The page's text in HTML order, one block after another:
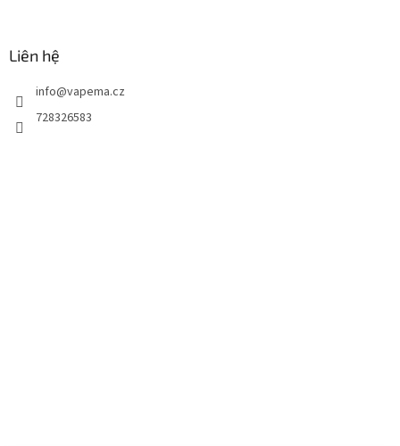
Liên hệ
info@vapema.cz
728326583